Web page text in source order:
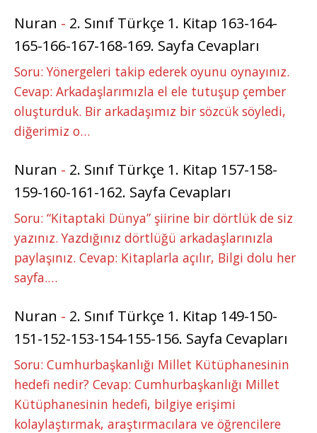
Nuran - 2. Sınıf Türkçe 1. Kitap 163-164-
165-166-167-168-169. Sayfa Cevapları
Soru: Yönergeleri takip ederek oyunu oynayınız.
Cevap: Arkadaşlarımızla el ele tutuşup çember
oluşturduk. Bir arkadaşımız bir sözcük söyledi,
diğerimiz o…
Nuran - 2. Sınıf Türkçe 1. Kitap 157-158-
159-160-161-162. Sayfa Cevapları
Soru: “Kitaptaki Dünya” şiirine bir dörtlük de siz
yazınız. Yazdığınız dörtlüğü arkadaşlarınızla
paylaşınız. Cevap: Kitaplarla açılır, Bilgi dolu her
sayfa.…
Nuran - 2. Sınıf Türkçe 1. Kitap 149-150-
151-152-153-154-155-156. Sayfa Cevapları
Soru: Cumhurbaşkanlığı Millet Kütüphanesinin
hedefi nedir? Cevap: Cumhurbaşkanlığı Millet
Kütüphanesinin hedefi, bilgiye erişimi
kolaylaştırmak, araştırmacılara ve öğrencilere